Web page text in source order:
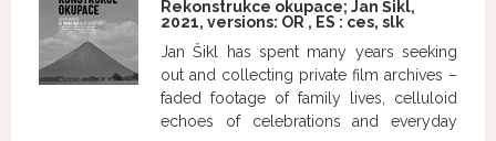
Rekonstrukce okupace; Jan Šikl,
2021, versions: OR , ES : ces, slk
Jan Šikl has spent many years seeking
out and collecting private film archives –
faded footage of family lives, celluloid
echoes of celebrations and everyday